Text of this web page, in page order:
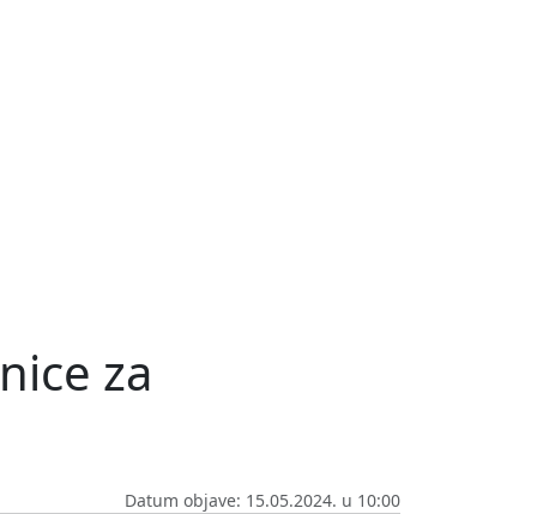
za
Datum objave: 15.05.2024. u 10:00